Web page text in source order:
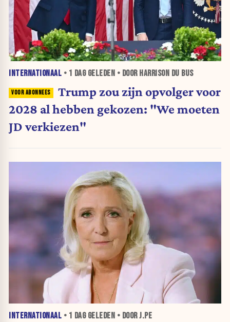
INTERNATIONAAL • 1 DAGGELEDEN • DOOR HARRISON DU BUS
Trump zou zijn opvolger voor
2028 al hebben gekozen: "We moeten
JD verkiezen"
INTERNATIONAAL • 1 DAGGELEDEN • DOOR J.PE